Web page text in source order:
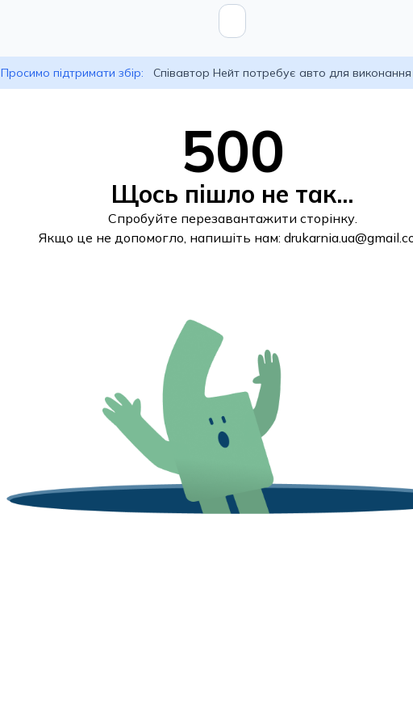
Просимо підтримати збір: Співавтор Нейт потребує авто для
500
Щось пішло не так...
Спробуйте перезавантажити сторінку.
Якщо це не допомогло, напишіть нам: